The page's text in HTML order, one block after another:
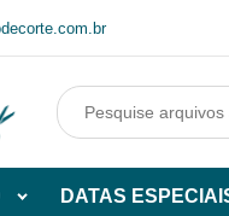
DATAS